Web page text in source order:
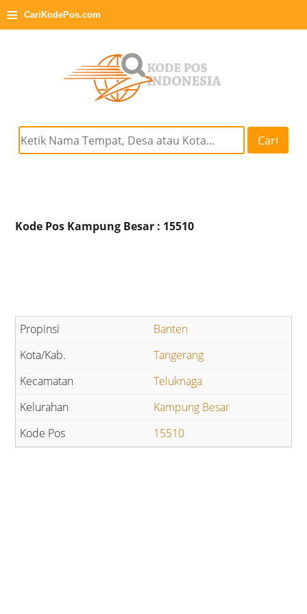
≡ CariKodePos.com
Cari
Kode Pos Kampung Besar : 15510
Banten
Tangerang
Teluknaga
Kampung Besar
15510